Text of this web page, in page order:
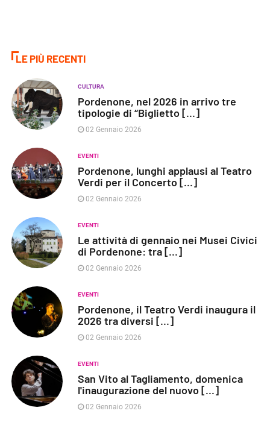
LE PIÙ RECENTI
CULTURA
Pordenone, nel 2026 in arrivo tre
tipologie di “Biglietto [...]
02 Gennaio 2026
EVENTI
Pordenone, lunghi applausi al Teatro
Verdi per il Concerto [...]
02 Gennaio 2026
EVENTI
Le attività di gennaio nei Musei Civici
di Pordenone: tra [...]
02 Gennaio 2026
EVENTI
Pordenone, il Teatro Verdi inaugura il
2026 tra diversi [...]
02 Gennaio 2026
EVENTI
San Vito al Tagliamento, domenica
l'inaugurazione del nuovo [...]
02 Gennaio 2026